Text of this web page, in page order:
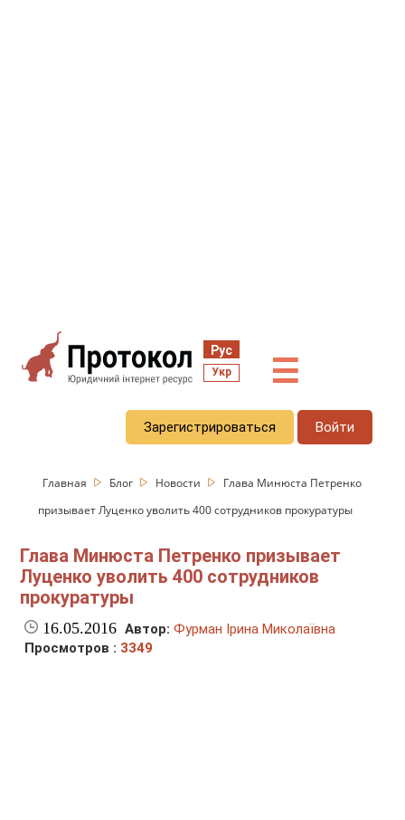
Рус
Укр ☰
Зарегистрироваться Войти
Главная Блог Новости
Глава Минюста Петренко
призывает Луценко уволить 400 сотрудников прокуратуры
Глава Минюста Петренко призывает
Луценко уволить 400 сотрудников
прокуратуры
16.05.2016 Автор: Фурман Ірина Миколаївна
Просмотров : 3349